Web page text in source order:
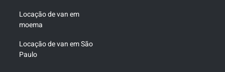
Locação de van em
moema
Locação de van em São
Paulo